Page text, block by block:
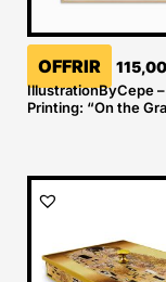
OFFRIR 115,00
IllustrationByCepe
Printing: “On the